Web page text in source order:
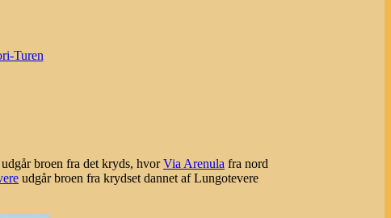
Turen
udgår broen fra det kryds, hvorVia Arenula fra nord
udgår broen fra krydset dannet af Lungotevere